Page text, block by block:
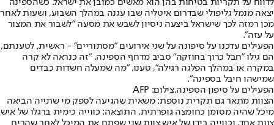
לדווח על תקריות בטיחות בהן הוא מאשים כמובן את ישראל. כשהספינה
יצאה מנמל גליפולי שבדרום איטליה שבו עגנה במהלך השבוע, ושעות לאחר
מכן רמזה לכך שישראל ביצעה ניסיון לשבש את מסעה "לשבור את המצור
על עזה".
הפעילים עדכנו על סיפונה על שני אירועים "מסתוריים" - ראשית, לטענתם,
הם גילו "חבל כרוך בחוזקה" סביב מדחף הספינה. "זה כנראה לא קרה
במקרה או במהלך הפלגה רגילה", טענו, "מה שמעלה חשדות כבדים
שמישהו חיבל בספינה".
הפעילים על סיפון הספינה,צילום: AFP
הצוות מתאר גם תקרית נוספת: משאית שהגיעה לספק מי שתייה הביאה
מיכל שהיה מסומן כחומצה גופרתית. התוצאה: כווייה כימית ברגלו של איש